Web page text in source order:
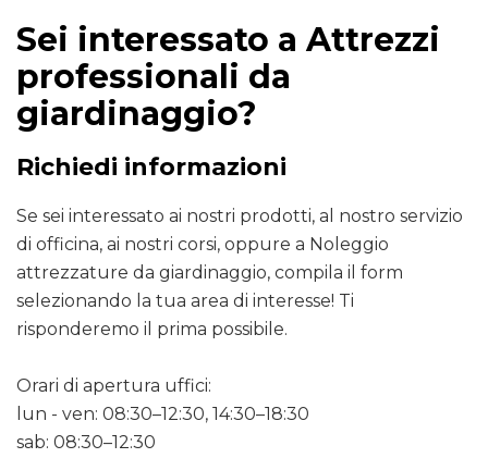
Sei interessato a Attrezzi
professionali da
giardinaggio?
Richiedi informazioni
Se sei interessato ai nostri prodotti, al nostro servizio
di officina, ai nostri corsi, oppure a Noleggio
attrezzature da giardinaggio, compila il form
selezionando la tua area di interesse! Ti
risponderemo il prima possibile.
Orari di apertura uffici:
lun - ven: 08:30–12:30, 14:30–18:30
sab: 08:30–12:30